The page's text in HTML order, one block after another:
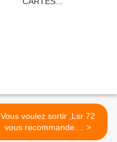
Vous voulez sortir ,Lsr 72
vous recommande.... >